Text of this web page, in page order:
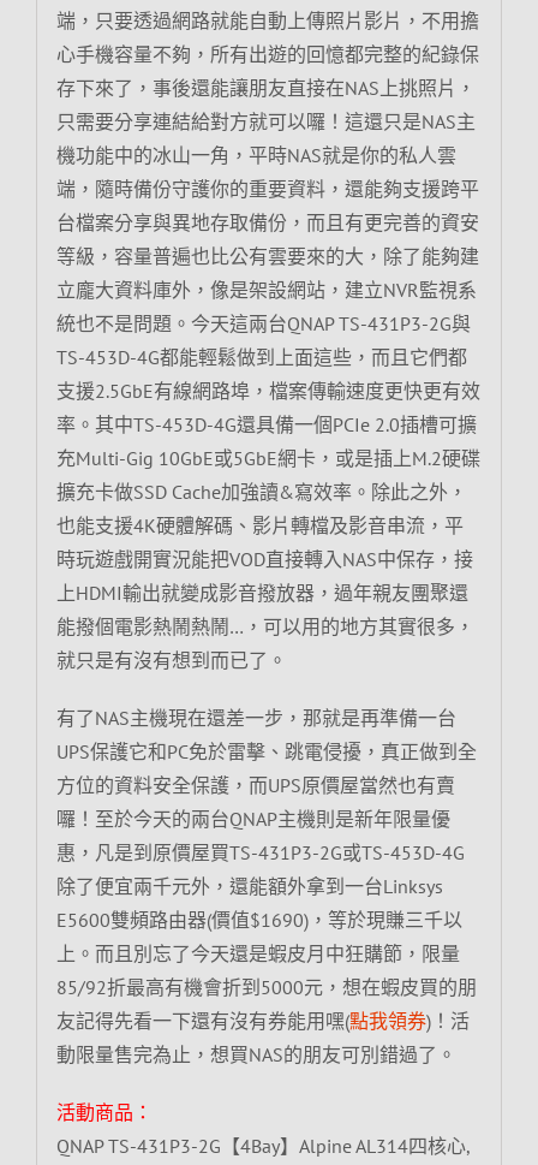
端，只要透過網路就能自動上傳照片影片，不用擔
心手機容量不夠，所有出遊的回憶都完整的紀錄保
存下來了，事後還能讓朋友直接在NAS上挑照片，
只需要分享連結給對方就可以囉！這還只是NAS主
機功能中的冰山一角，平時NAS就是你的私人雲
端，隨時備份守護你的重要資料，還能夠支援跨平
台檔案分享與異地存取備份，而且有更完善的資安
等級，容量普遍也比公有雲要來的大，除了能夠建
立龐大資料庫外，像是架設網站，建立NVR監視系
統也不是問題。今天這兩台QNAP TS-431P3-2G與
TS-453D-4G都能輕鬆做到上面這些，而且它們都
支援2.5GbE有線網路埠，檔案傳輸速度更快更有效
率。其中TS-453D-4G還具備一個PCIe 2.0插槽可擴
充Multi-Gig 10GbE或5GbE網卡，或是插上M.2硬碟
擴充卡做SSD Cache加強讀&寫效率。除此之外，
也能支援4K硬體解碼、影片轉檔及影音串流，平
時玩遊戲開實況能把VOD直接轉入NAS中保存，接
上HDMI輸出就變成影音撥放器，過年親友團聚還
能撥個電影熱鬧熱鬧…，可以用的地方其實很多，
就只是有沒有想到而已了。
有了NAS主機現在還差一步，那就是再準備一台
UPS保護它和PC免於雷擊、跳電侵擾，真正做到全
方位的資料安全保護，而UPS原價屋當然也有賣
囉！至於今天的兩台QNAP主機則是新年限量優
惠，凡是到原價屋買TS-431P3-2G或TS-453D-4G
除了便宜兩千元外，還能額外拿到一台Linksys
E5600雙頻路由器(價值$1690)，等於現賺三千以
上。而且別忘了今天還是蝦皮月中狂購節，限量
85/92折最高有機會折到5000元，想在蝦皮買的朋
友記得先看一下還有沒有券能用嘿(點我領券)！活
動限量售完為止，想買NAS的朋友可別錯過了。
活動商品：
QNAP TS-431P3-2G【4Bay】Alpine AL314四核心,